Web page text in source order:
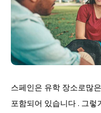
스페인은 유학 장소로많
포함되어 있습니다 . 그